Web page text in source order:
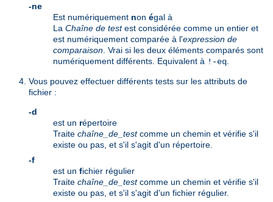
-ne
Est numériquement non égal à
La Chaîne de testest considérée comme un entier et
est numériquement comparée à l'expression de
comparaison . Vrai si les deux éléments comparés sont
numériquement différents. Equivalent à !-eq
Vous pouvez effectuer différents tests sur les attributs de
fichier :
-d
est un répertoire
Traite chaîne_de_testcomme un chemin et vérifie s'il
existe ou pas, et s'il s'agit d'un répertoire.
-f
est un fichier régulier
Traite chaîne_de_testcomme un chemin et vérifie s'il
existe ou pas, et s'il s'agit d'un fichier régulier.